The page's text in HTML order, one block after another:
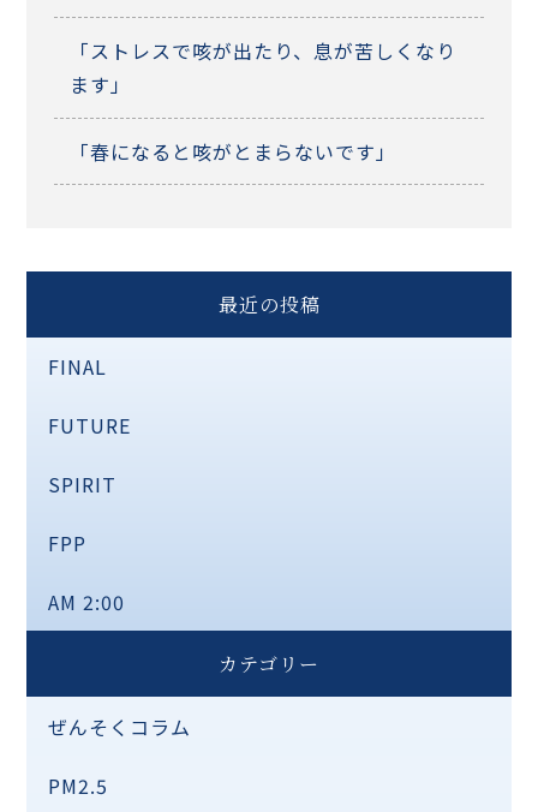
「ストレスで咳が出たり、息が苦しくなり
ます」
「春になると咳がとまらないです」
最近の投稿
FINAL
FUTURE
SPIRIT
FPP
AM 2:00
カテゴリー
ぜんそくコラム
PM2.5